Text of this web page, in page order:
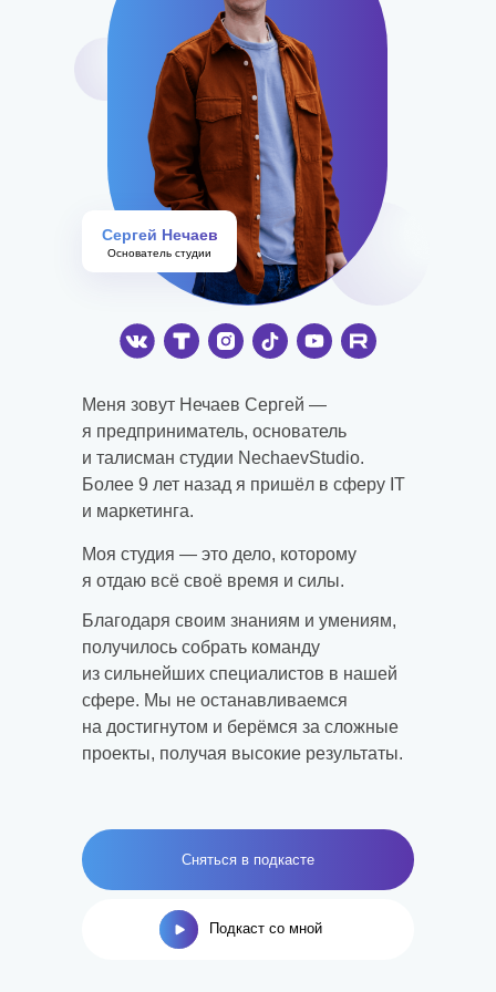
Перейти на сайт ⟶
Меня зовут Нечаев Сергей —
я предприниматель, основатель
и талисман студии NechaevStudio.
Более 9 лет назад я пришёл в сферу IT
и маркетинга.
Моя студия — это дело, которому
я отдаю всё своё время и силы.
Благодаря своим знаниям и умениям,
получилось собрать команду
из сильнейших специалистов в нашей
сфере. Мы не останавливаемся
на достигнутом и берёмся за сложные
проекты, получая высокие результаты.
Сергей Нечаев
Основатель студии
Подкаст со мной
Сняться в подкасте
Санкт-Петербург
Москва
пр. Чермянский. 7
Черногория
Тиват - Порто Монтенегро
(Montenegro, Tivat - Porto